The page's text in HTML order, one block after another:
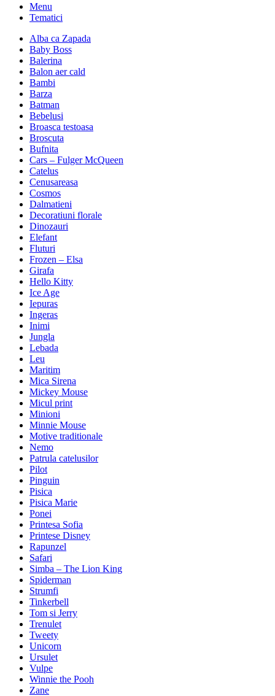
Menu
Tematici
Alba ca Zapada
Baby Boss
Balerina
Balon aer cald
Bambi
Barza
Batman
Bebelusi
Broasca testoasa
Broscuta
Bufnita
Cars – Fulger McQueen
Catelus
Cenusareasa
Cosmos
Dalmatieni
Decoratiuni florale
Dinozauri
Elefant
Fluturi
Frozen – Elsa
Girafa
Hello Kitty
Ice Age
Iepuras
Ingeras
Inimi
Jungla
Lebada
Leu
Maritim
Mica Sirena
Mickey Mouse
Micul print
Minioni
Minnie Mouse
Motive traditionale
Nemo
Patrula catelusilor
Pilot
Pinguin
Pisica
Pisica Marie
Ponei
Printesa Sofia
Printese Disney
Rapunzel
Safari
Simba – The Lion King
Spiderman
Strumfi
Tinkerbell
Tom si Jerry
Trenulet
Tweety
Unicorn
Ursulet
Vulpe
Winnie the Pooh
Zane